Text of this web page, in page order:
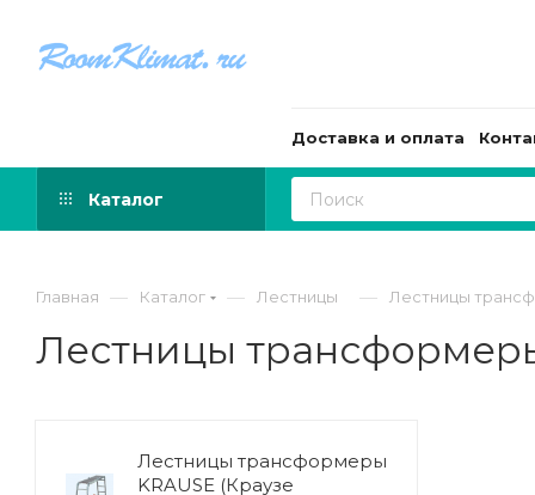
Доставка и оплата
Каталог
Главная — Каталог — Лестницы — Лестницы
Лестницы
Лестницы трансформеры
KRAUSE (Краузе